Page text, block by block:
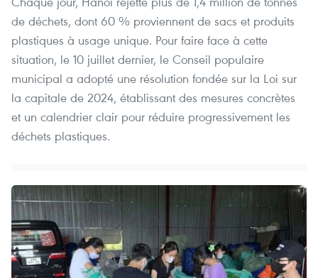
de déchets, dont 60 % proviennent de sacs et produits
plastiques à usage unique. Pour faire face à cette
situation, le 10 juillet dernier, le Conseil populaire
municipal a adopté une résolution fondée sur la Loi sur
la capitale de 2024, établissant des mesures concrètes
et un calendrier clair pour réduire progressivement les
déchets plastiques.